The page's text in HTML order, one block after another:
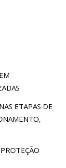
ETAPAS DE